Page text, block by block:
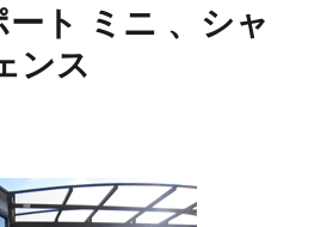
ト ミニ 、シャ
ンス